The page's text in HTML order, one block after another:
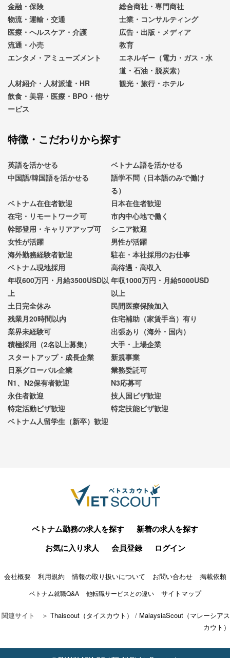
金融・保険
総合商社・専門商社
物流・運輸・交通
士業・コンサルティング
医療・ヘルスケア・介護
広告・出版・メディア
流通・小売
教育
エンタメ・アミューズメント
エネルギー（電力・ガス・水
道・石油・脱炭素）
人材紹介・人材派遣・HR
観光・旅行・ホテル
飲食・美容・医療・BPO・他サ
ービス
特徴・こだわりから探す
英語を活かせる
ベトナム語を活かせる
中国語/韓国語を活かせる
語学不問（日本語のみで働け
る）
ベトナム在住者歓迎
日本在住者歓迎
在宅・リモートワーク可
市内中心地で働く
幹部登用・キャリアアップ可
シニア歓迎
女性が活躍
男性が活躍
海外勤務経験者歓迎
駐在・本社採用のお仕事
ベトナム現地採用
高待遇・高収入
年収600万円・月給3500USD以
上
年収1000万円・月給5000USD
以上
土日完全休み
民間医療保険加入
残業月20時間以内
住宅補助（家賃手当）有り
業界未経験可
出張あり（海外・国内）
積極採用（2名以上募集）
大手・上場企業
スタートアップ・成長企業
新規事業
日系グローバル企業
業務委託可
N1、N2保有者歓迎
N3応募可
永住者歓迎
技人国ビザ歓迎
特定活動ビザ歓迎
特定技能ビザ歓迎
ベトナム人留学生（新卒）歓迎
ベトナム勤務の求人を探す
新着の求人を探す
お気に入り求人
会員登録 ログイン
会社概要 利用規約 情報の取り扱いについて お問い合わせ 掲載依頼
ベトナム就職Q&A 他転職サービスとの違い サイトマップ
関連サイト ＞ Thaiscout（タイスカウト） / MalaysiaScout（マレーシアス
カウト）